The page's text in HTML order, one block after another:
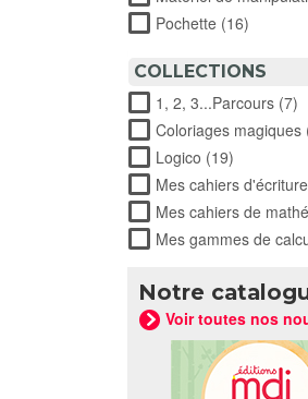
Pochette (16)
COLLECTIONS
1, 2, 3...Parcours (7)
Coloriages magiques
Logico (19)
Mes cahiers
Mes cahiers de
Mes gammes de
Notre
Voir toutes nos